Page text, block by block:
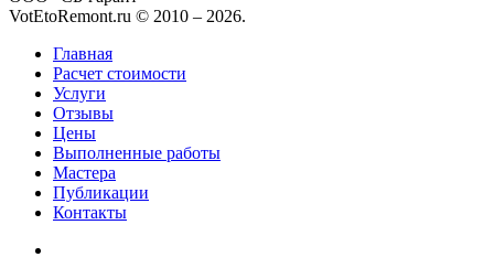
VotEtoRemont.ru © 2010 – 2026.
Главная
Расчет стоимости
Услуги
Отзывы
Цены
Выполненные работы
Мастера
Публикации
Контакты